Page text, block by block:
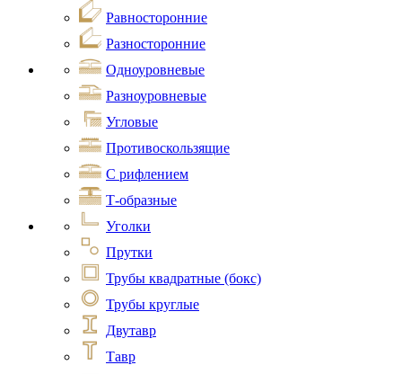
Равносторонние
Разносторонние
Одноуровневые
Разноуровневые
Угловые
Противоскользящие
С рифлением
Т-образные
Уголки
Прутки
Трубы квадратные (бокс)
Трубы круглые
Двутавр
Тавр